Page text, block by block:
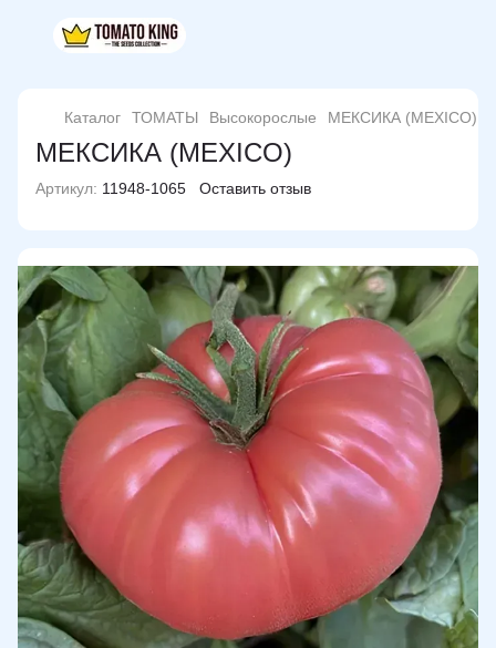
Каталог ТОМАТЫ Высокорослые МЕКСИКА (MEXICO)
МЕКСИКА (MEXICO)
Артикул: 11948-1065 Оставить отзыв